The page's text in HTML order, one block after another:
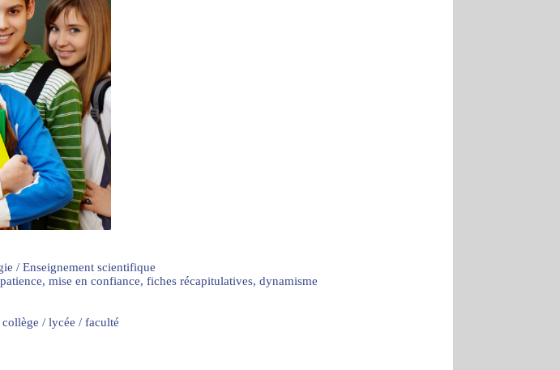
/ Enseignement scientifique
mise en confiance, fiches récapitulatives, dynamisme
/ lycée / faculté